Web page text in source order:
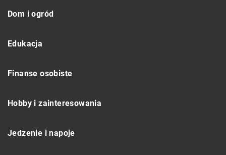
Dom i ogród
Edukacja
Finanse osobiste
Hobby i zainteresowania
Jedzenie i napoje